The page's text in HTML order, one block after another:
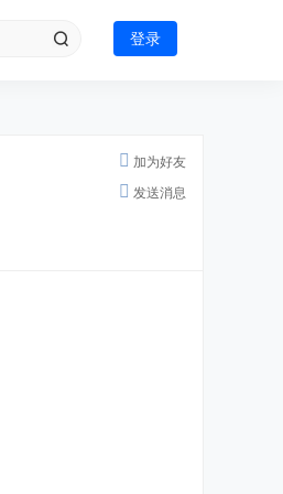
登录
加为好友
发送消息